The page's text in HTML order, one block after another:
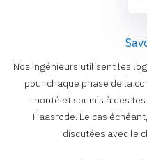
Nos ingénieurs utilisent les
pour chaque phase de la
monté et soumis à des
Haasrode. Le cas
discutées avec le